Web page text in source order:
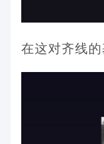
在这对齐线的